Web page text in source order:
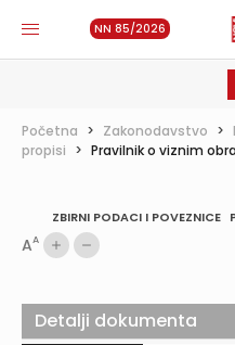
NN 85/2026
Početna > Zakonodavstvo >
propisi > Pravilnik o viznim
ZBIRNI PODACI I POVEZNICE
AA
Detalji dokumenta